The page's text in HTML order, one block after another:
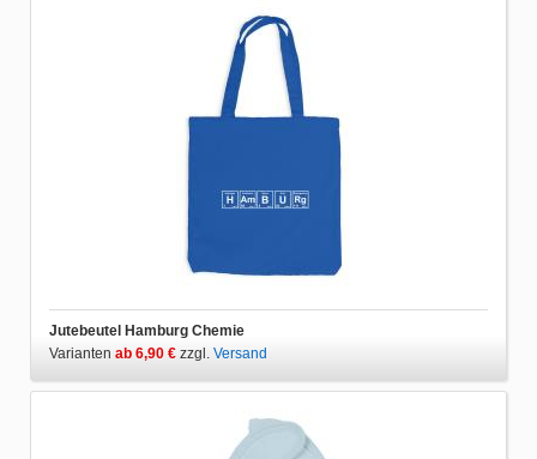
Jutebeutel Hamburg Chemie
Varianten ab 6,90 € zzgl. Versand